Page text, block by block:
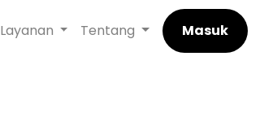
Layanan Tentang Masuk